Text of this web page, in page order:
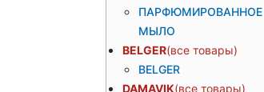
ПАРФЮМИРОВАННОЕ
МЫЛО
BELGER
BELGER
DAMAVIK